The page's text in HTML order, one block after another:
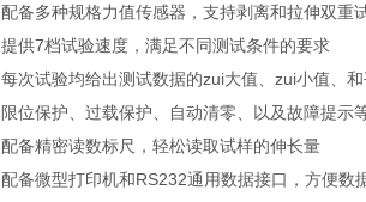
配备多种规格力值传感器，支持剥离和拉伸双重
提供7档试验速度，满足不同测试条件的要求
每次试验均给出测试数据的zui大值、zui小值、
限位保护、过载保护、自动清零、以及故障提示
配备精密读数标尺，轻松读取试样的伸长量
配备微型打印机和RS232通用数据接口，方便数